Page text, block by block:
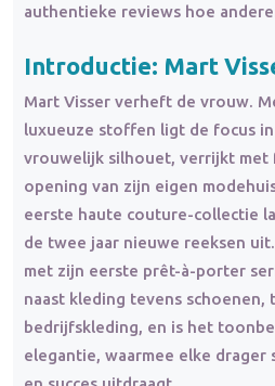
authentieke reviews hoe
Introductie: Mart
Mart Visser verheft de vrouw.
luxueuze stoffen ligt de focus
vrouwelijk silhouet, verrijkt met
opening van zijn eigen
eerste haute couture-collectie
de twee jaar nieuwe reeksen
met zijn eerste prêt-à-porter
naast kleding tevens schoenen,
bedrijfskleding, en is het
elegantie, waarmee elke